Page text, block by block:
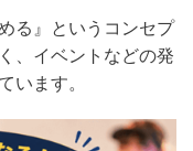
る』というコンセプ
、イベントなどの発
います。